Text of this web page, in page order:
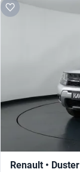
Renault • Duster